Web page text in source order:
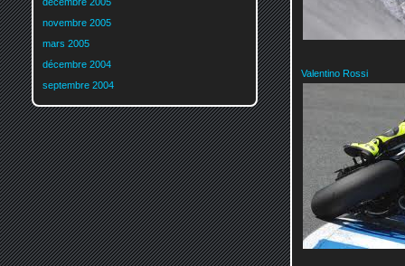
Valentino Rossi
novembre 2005
mars 2005
décembre 2004
septembre 2004